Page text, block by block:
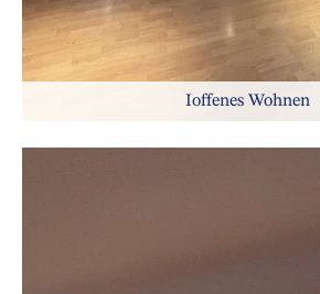
Ioffenes Wohnen